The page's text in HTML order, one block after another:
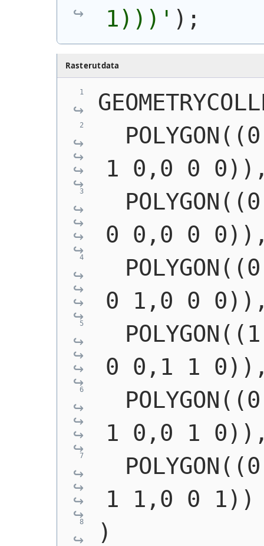
1))) ' ) ;
Rasterutdata
1 0,0 0
0 0,0 0
0 1,0 0
0 0,1 1
1 0,0 1
1 1,0 0 1))
)